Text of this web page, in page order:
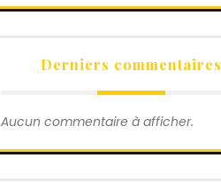
Derniers commentaires
Aucun commentaire à afficher.